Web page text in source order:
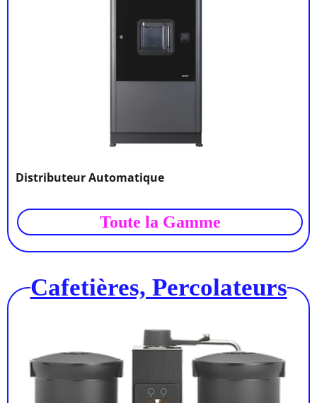
Distributeur Automatique
Toute la Gamme
Cafetières, Percolateurs